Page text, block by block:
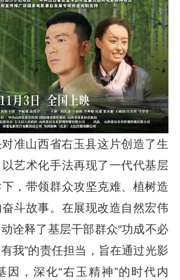
准山西省右玉县这片创造了生
艺术化手法再现了一代代基层
，带领群众攻坚克难、植树造
斗故事。在展现改造自然宏伟
诠释了基层干部群众“功成不必
我”的责任担当，旨在通过光影
因，深化“右玉精神”的时代内